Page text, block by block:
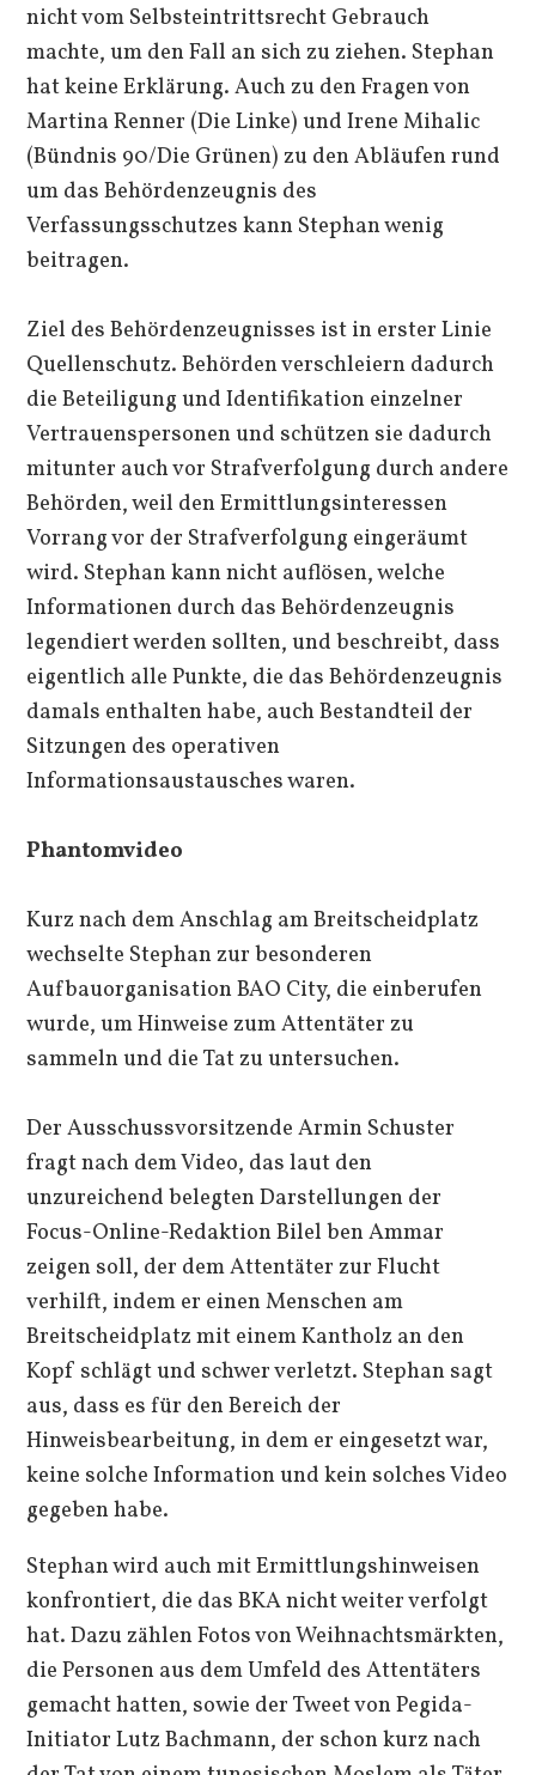
nicht vom Selbsteintrittsrecht Gebrauch
machte, um den Fall an sich zu ziehen. Stephan
hat keine Erklärung. Auch zu den Fragen von
Martina Renner (Die Linke) und Irene Mihalic
(Bündnis 90/Die Grünen) zu den Abläufen rund
um das Behördenzeugnis des
Verfassungsschutzes kann Stephan wenig
beitragen.
Ziel des Behördenzeugnisses ist in erster Linie
Quellenschutz. Behörden verschleiern dadurch
die Beteiligung und Identifikation einzelner
Vertrauenspersonen und schützen sie dadurch
mitunter auch vor Strafverfolgung durch andere
Behörden, weil den Ermittlungsinteressen
Vorrang vor der Strafverfolgung eingeräumt
wird. Stephan kann nicht auflösen, welche
Informationen durch das Behördenzeugnis
legendiert werden sollten, und beschreibt, dass
eigentlich alle Punkte, die das Behördenzeugnis
damals enthalten habe, auch Bestandteil der
Sitzungen des operativen
Informationsaustausches waren.
Phantomvideo
Kurz nach dem Anschlag am Breitscheidplatz
wechselte Stephan zur besonderen
Aufbauorganisation BAO City, die einberufen
wurde, um Hinweise zum Attentäter zu
sammeln und die Tat zu untersuchen.
Der Ausschussvorsitzende Armin Schuster
fragt nach dem Video, das laut den
unzureichend belegten Darstellungen der
Focus-Online-Redaktion Bilel ben Ammar
zeigen soll, der dem Attentäter zur Flucht
verhilft, indem er einen Menschen am
Breitscheidplatz mit einem Kantholz an den
Kopf schlägt und schwer verletzt. Stephan sagt
aus, dass es für den Bereich der
Hinweisbearbeitung, in dem er eingesetzt war,
keine solche Information und kein solches Video
gegeben habe.
Stephan wird auch mit Ermittlungshinweisen
konfrontiert, die das BKA nicht weiter verfolgt
hat. Dazu zählen Fotos von Weihnachtsmärkten,
die Personen aus dem Umfeld des Attentäters
gemacht hatten, sowie der Tweet von Pegida-
Initiator Lutz Bachmann, der schon kurz nach